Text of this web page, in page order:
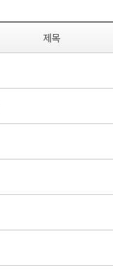
제목